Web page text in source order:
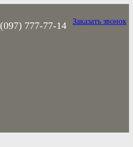
Заказать звонок
(097) 777-77-14